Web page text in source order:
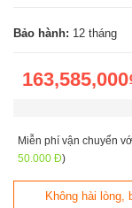
Bảo hành: 12 tháng
Miễn phí vận chuyển
50.000 Đ)
Không hài lòng,